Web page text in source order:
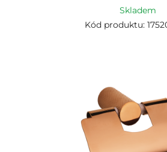
Skladem
Kód produktu: